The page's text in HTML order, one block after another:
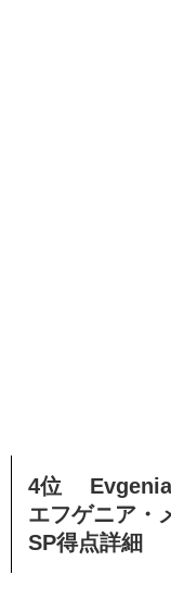
4位 Evgenia
エフゲニア・
SP得点詳細